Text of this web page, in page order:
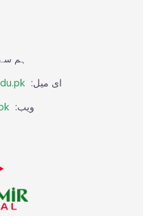
ہم
ای میل:
ویب: